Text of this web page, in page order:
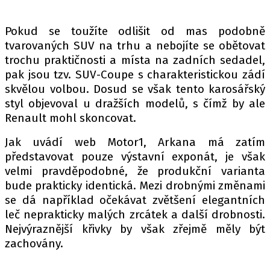
FIA CEZ & POHÁRY
MEZINÁRODNÍ SCÉNA
SLEDUJTE NÁS NA|
Máte příběh, fotku nebo video?
Pošlete e-mail na autoroad.cz
ETICKÝ KODEX
KONTAKT
VYDAVATEL
INZERCE
Pokud se toužíte odlišit od mas podobně
tvarovaných SUV na trhu a nebojíte se obětovat
trochu praktičnosti a místa na zadních sedadel,
pak jsou tzv. SUV-Coupe s charakteristickou zádí
skvělou volbou. Dosud se však tento karosářský
styl objevoval u dražších modelů, s čímž by ale
Renault mohl skoncovat.
Jak uvádí web Motor1, Arkana má zatím
představovat pouze výstavní exponát, je však
velmi pravděpodobné, že produkční varianta
bude prakticky identická. Mezi drobnými změnami
se dá například očekávat zvětšení elegantních
leč neprakticky malých zrcátek a další drobnosti.
Nejvýraznější křivky by však zřejmě měly být
zachovány.